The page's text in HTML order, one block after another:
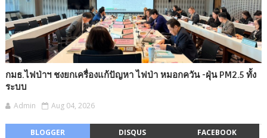
กมธ.ไฟป่าฯ ชงยกเครื่องแก้ปัญหา ไฟป่า หมอกควัน -​ฝุ่น PM2.5 ทั้ง
ระบบ
Admin Aug 04, 2026
BLOGGER DISQUS FACEBOOK